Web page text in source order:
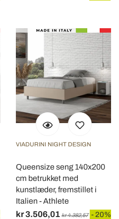
VIADURINI NIGHT DESIGN
Queensize seng 140x200
cm betrukket med
kunstlæder, fremstillet i
Italien - Athlete
kr 3.506,01 kr 4.382,57 - 20%